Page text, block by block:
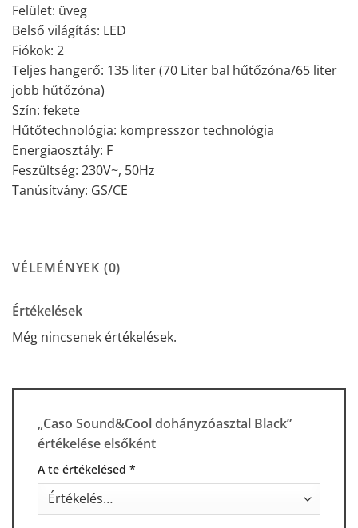
Felület: üveg
Belső világítás: LED
Fiókok: 2
Teljes hangerő: 135 liter (70 Liter bal hűtőzóna/65 liter
jobb hűtőzóna)
Szín: fekete
Hűtőtechnológia: kompresszor technológia
Energiaosztály: F
Feszültség: 230V~, 50Hz
Tanúsítvány: GS/CE
VÉLEMÉNYEK (0)
Értékelések
Még nincsenek értékelések.
„Caso Sound&Cool dohányzóasztal Black”
értékelése elsőként
A te értékelésed *